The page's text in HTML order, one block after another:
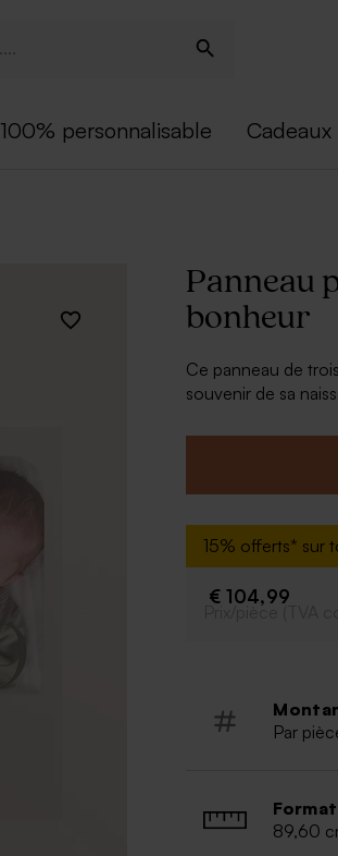
100% personnalisable
Panneau
bonheur
Ce panneau de
souvenir de sa
personnalisation,
* 1 attache
* Format : 89.6 x
15% offerts* sur
€ 104,99
Prix/pièce (TVA
Par
Format
89,60